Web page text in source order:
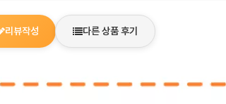
리뷰작성 다른 상품 후기